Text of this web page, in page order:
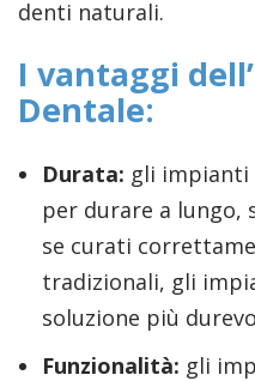
denti naturali.
I vantaggi
Dentale:
Durata: gli
per durare a lungo,
se curati
tradizionali, gli
soluzione più
Funzionalità: gli